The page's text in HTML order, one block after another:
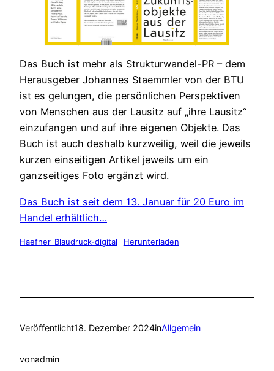
Das Buch ist mehr als Strukturwandel-PR – dem
Herausgeber Johannes Staemmler von der BTU
ist es gelungen, die persönlichen Perspektiven
von Menschen aus der Lausitz auf „ihre Lausitz“
einzufangen und auf ihre eigenen Objekte. Das
Buch ist auch deshalb kurzweilig, weil die jeweils
kurzen einseitigen Artikel jeweils um ein
ganzseitiges Foto ergänzt wird.
Das Buch ist seit dem 13. Januar für 20 Euro im
Handel erhältlich…
Haefner_Blaudruck-digital Herunterladen
Veröffentlicht18. Dezember 2024inAllgemein
vonadmin